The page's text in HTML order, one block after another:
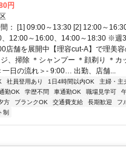
職場です！
円
： [1] 09:00～13:30 [2] 12:00～
12:00～16:00、14:00～18:30 ※週3
店舗を展開中【理容cut-A】で理美
、掃除 ＊シャンプー ＊顔剃り ＊カ
日の流れ＞- 9:00… 出勤、店舗...
社員登用あり 1日4時間以内OK
主婦・主
勤OK 学歴不問 車通勤OK 職場見学可
方 ブランクOK 交通費支給 長期歓迎
フ
制